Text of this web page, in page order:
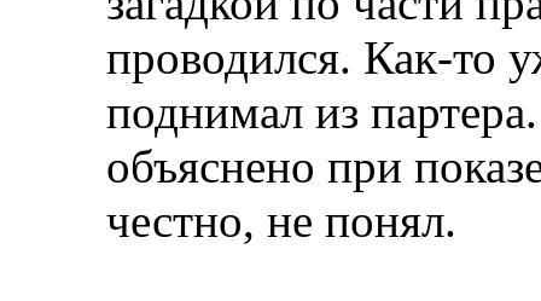
проводился. Как-то
поднимал из
объяснено при
честно, не понял.